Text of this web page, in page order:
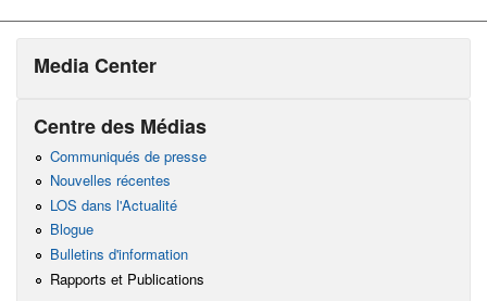
Media Center
Centre des Médias
Communiqués de presse
Nouvelles récentes
LOS dans l'Actualité
Blogue
Bulletins d'information
Rapports et Publications